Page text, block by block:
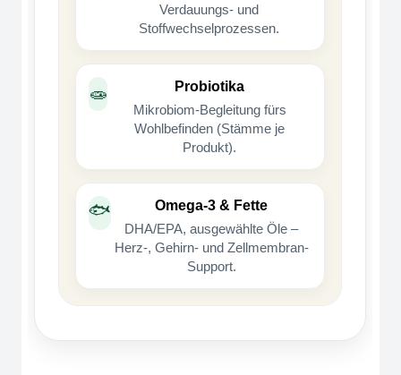
Verdauungs- und
Stoffwechselprozessen.
🧫
Probiotika
Mikrobiom-Begleitung fürs
Wohlbefinden (Stämme je
Produkt).
🐟
Omega-3 & Fette
DHA/EPA, ausgewählte Öle –
Herz-, Gehirn- und Zellmembran-
Support.